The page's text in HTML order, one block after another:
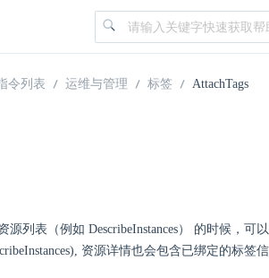
令列表 运维与管理 标签 AttachTags
列表（例如 DescribeInstances） 的时候，可
资源详情也会包含已绑定的标签